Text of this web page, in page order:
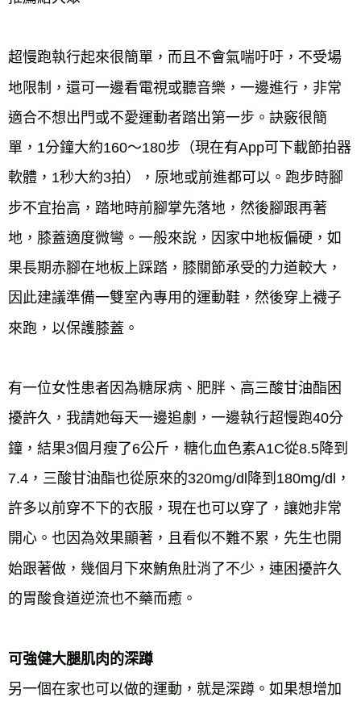
超慢跑執行起來很簡單，而且不會氣喘吁吁，不受場
地限制，還可一邊看電視或聽音樂，一邊進行，非常
適合不想出門或不愛運動者踏出第一步。訣竅很簡
單，1分鐘大約160～180步（現在有App可下載節拍器
軟體，1秒大約3拍），原地或前進都可以。跑步時腳
步不宜抬高，踏地時前腳掌先落地，然後腳跟再著
地，膝蓋適度微彎。一般來說，因家中地板偏硬，如
果長期赤腳在地板上踩踏，膝關節承受的力道較大，
因此建議準備一雙室內專用的運動鞋，然後穿上襪子
來跑，以保護膝蓋。
有一位女性患者因為糖尿病、肥胖、高三酸甘油酯困
擾許久，我請她每天一邊追劇，一邊執行超慢跑40分
鐘，結果3個月瘦了6公斤，糖化血色素A1C從8.5降到
7.4，三酸甘油酯也從原來的320mg/dl降到180mg/dl，
許多以前穿不下的衣服，現在也可以穿了，讓她非常
開心。也因為效果顯著，且看似不難不累，先生也開
始跟著做，幾個月下來鮪魚肚消了不少，連困擾許久
的胃酸食道逆流也不藥而癒。
可強健大腿肌肉的深蹲
另一個在家也可以做的運動，就是深蹲。如果想增加